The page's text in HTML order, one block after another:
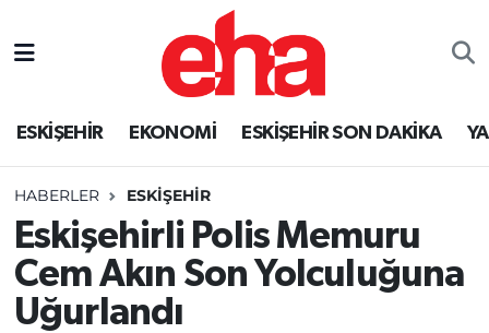
ESKİŞEHİR EKONOMİ ESKİŞEHİR SON DAKİKA
HABERLER ESKİŞEHİR
Eskişehirli Polis Memuru
Cem Akın Son Yolculuğuna
Uğurlandı